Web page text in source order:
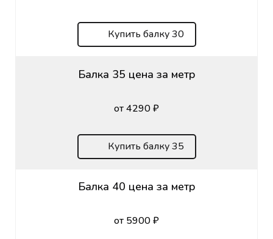
Купить балку 30
Балка 35 цена за метр
от 4290 ₽
Купить балку 35
Балка 40 цена за метр
от 5900 ₽